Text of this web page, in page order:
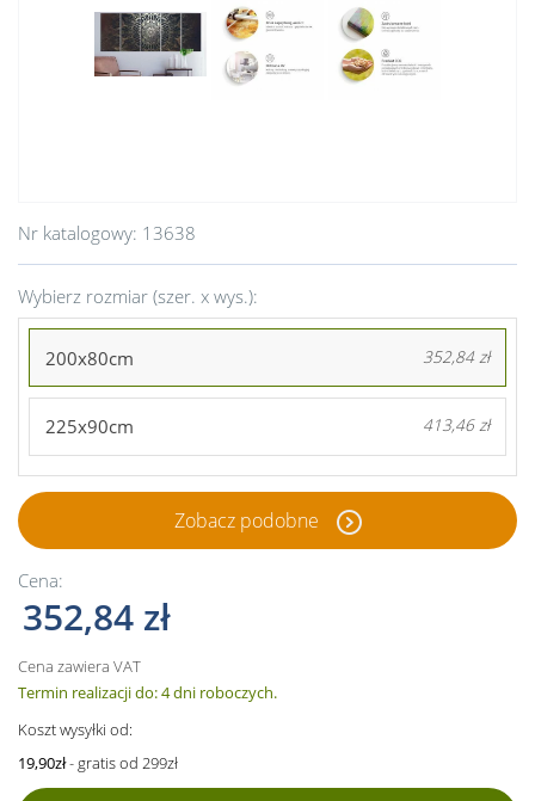
Nr katalogowy: 13638
Wybierz rozmiar (szer. x wys.):
200x80cm 352,84 zł
225x90cm 413,46 zł
Zobacz podobne
Cena:
352,84 zł
Cena zawiera VAT
Termin realizacji do: 4 dni roboczych.
Koszt wysyłki od:
19,90zł- gratis od 299zł